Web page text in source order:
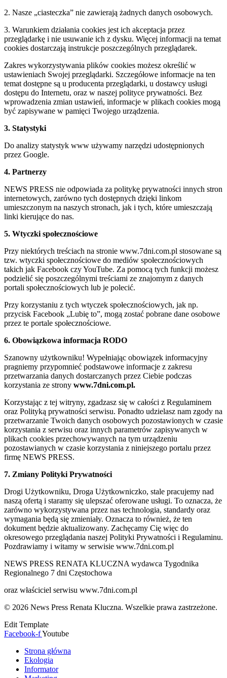
2. Nasze „ciasteczka” nie zawierają żadnych danych osobowych.
3. Warunkiem działania cookies jest ich akceptacja przez
przeglądarkę i nie usuwanie ich z dysku. Więcej informacji na temat
cookies dostarczają instrukcje poszczególnych przeglądarek.
Zakres wykorzystywania plików cookies możesz określić w
ustawieniach Swojej przeglądarki. Szczegółowe informacje na ten
temat dostępne są u producenta przeglądarki, u dostawcy usługi
dostępu do Internetu, oraz w naszej polityce prywatności. Bez
wprowadzenia zmian ustawień, informacje w plikach cookies mogą
być zapisywane w pamięci Twojego urządzenia.
3. Statystyki
Do analizy statystyk www używamy narzędzi udostępnionych
przez Google.
4. Partnerzy
NEWS PRESS nie odpowiada za politykę prywatności innych stron
internetowych, zarówno tych dostępnych dzięki linkom
umieszczonym na naszych stronach, jak i tych, które umieszczają
linki kierujące do nas.
5. Wtyczki społecznościowe
Przy niektórych treściach na stronie www.7dni.com.pl stosowane są
tzw. wtyczki społecznościowe do mediów społecznościowych
takich jak Facebook czy YouTube. Za pomocą tych funkcji możesz
podzielić się poszczególnymi treściami ze znajomym z danych
portali społecznościowych lub je polecić.
Przy korzystaniu z tych wtyczek społecznościowych, jak np.
przycisk Facebook „Lubię to”, mogą zostać pobrane dane osobowe
przez te portale społecznościowe.
6. Obowiązkowa informacja RODO
Szanowny użytkowniku! Wypełniając obowiązek informacyjny
pragniemy przypomnieć podstawowe informacje z zakresu
przetwarzania danych dostarczanych przez Ciebie podczas
korzystania ze strony www.7dni.com.pl.
Korzystając z tej witryny, zgadzasz się w całości z Regulaminem
oraz Polityką prywatności serwisu. Ponadto udzielasz nam zgody na
przetwarzanie Twoich danych osobowych pozostawionych w czasie
korzystania z serwisu oraz innych parametrów zapisywanych w
plikach cookies przechowywanych na tym urządzeniu
pozostawianych w czasie korzystania z niniejszego portalu przez
firmę NEWS PRESS.
7. Zmiany Polityki Prywatności
Drogi Użytkowniku, Droga Użytkowniczko, stale pracujemy nad
naszą ofertą i staramy się ulepszać oferowane usługi. To oznacza, że
zarówno wykorzystywana przez nas technologia, standardy oraz
wymagania będą się zmieniały. Oznacza to również, że ten
dokument będzie aktualizowany. Zachęcamy Cię więc do
okresowego przeglądania naszej Polityki Prywatności i Regulaminu.
Pozdrawiamy i witamy w serwisie www.7dni.com.pl
NEWS PRESS RENATA KLUCZNA wydawca Tygodnika
Regionalnego 7 dni Częstochowa
oraz właściciel serwisu www.7dni.com.pl
© 2026 News Press Renata Kluczna. Wszelkie prawa zastrzeżone.
Edit Template
Facebook-fYoutube
Strona główna
Ekologia
Informator